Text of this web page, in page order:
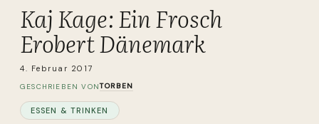
Kaj Kage: Ein Frosch
Erobert Dänemark
4. Februar 2017
GESCHRIEBEN VONTORBEN
ESSEN & TRINKEN